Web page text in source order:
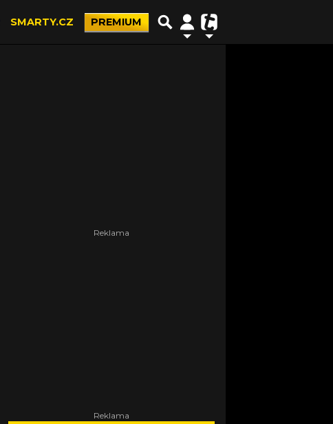
SMARTY.CZ PREMIUM